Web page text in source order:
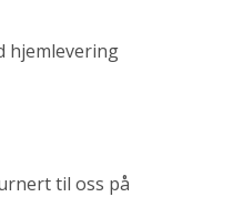
hjemlevering
til oss på